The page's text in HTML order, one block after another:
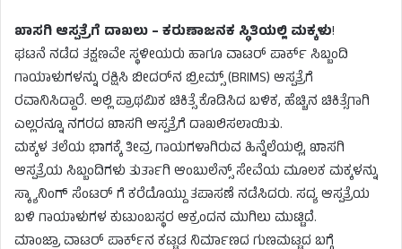
ಖಾಸಗಿ ಆಸ್ಪತ್ರೆಗೆ ದಾಖಲು – ಕರುಣಾಜನಕ ಸ್ಥಿತಿಯಲ್ಲಿ ಮಕ್ಕಳು!
ಘಟನೆ ನಡೆದ ತಕ್ಷಣವೇ ಸ್ಥಳೀಯರು ಹಾಗೂ ವಾಟರ್ ಪಾರ್ಕ್ ಸಿಬ್ಬಂದಿ
ಗಾಯಾಳುಗಳನ್ನು ರಕ್ಷಿಸಿ ಬೀದರ್‌ನ ಬ್ರೀಮ್ಸ್ (BRIMS) ಆಸ್ಪತ್ರೆಗೆ
ರವಾನಿಸಿದ್ದಾರೆ. ಅಲ್ಲಿ ಪ್ರಾಥಮಿಕ ಚಿಕಿತ್ಸೆ ಕೊಡಿಸಿದ ಬಳಿಕ, ಹೆಚ್ಚಿನ ಚಿಕಿತ್ಸೆಗಾಗಿ
ಎಲ್ಲರನ್ನೂ ನಗರದ ಖಾಸಗಿ ಆಸ್ಪತ್ರೆಗೆ ದಾಖಲಿಸಲಾಯಿತು.
ಮಕ್ಕಳ ತಲೆಯ ಭಾಗಕ್ಕೆ ತೀವ್ರ ಗಾಯಗಳಾಗಿರುವ ಹಿನ್ನೆಲೆಯಲ್ಲಿ, ಖಾಸಗಿ
ಆಸ್ಪತ್ರೆಯ ಸಿಬ್ಬಂದಿಗಳು ತುರ್ತಾಗಿ ಆಂಬುಲೆನ್ಸ್ ಸೇವೆಯ ಮೂಲಕ ಮಕ್ಕಳನ್ನು
ಸ್ಕ್ಯಾನಿಂಗ್ ಸೆಂಟರ್ ಗೆ ಕರೆದೊಯ್ದು ತಪಾಸಣೆ ನಡೆಸಿದರು. ಸದ್ಯ ಆಸ್ಪತ್ರೆಯ
ಬಳಿ ಗಾಯಾಳುಗಳ ಕುಟುಂಬಸ್ಥರ ಆಕ್ರಂದನ ಮುಗಿಲು ಮುಟ್ಟಿದೆ.
ಮಾಂಜ್ರಾ ವಾಟರ್ ಪಾರ್ಕ್‌ನ ಕಟ್ಟಡ ನಿರ್ಮಾಣದ ಗುಣಮಟ್ಟದ ಬಗ್ಗೆ